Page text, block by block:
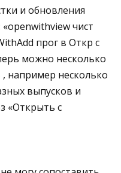
и обновления
чист
прог в Откр с
можно несколько
например несколько
выпусков и
«Открыть с